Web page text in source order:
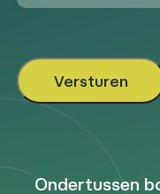
Ondertussen